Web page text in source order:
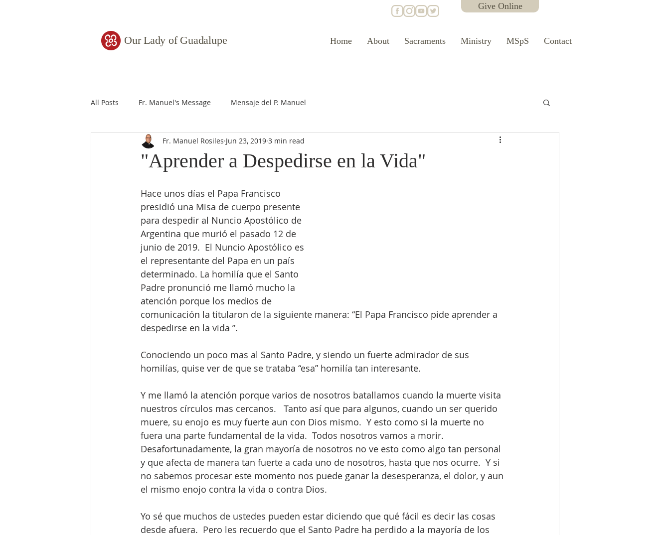
Give Online
Our Lady of Guadalupe Home About Sacraments Ministry MSpS Contact
All Posts Fr. Manuel's Message Mensaje del P. Manuel
"Aprender a Despedirse en la Vida"
Fr. Manuel Rosiles Jun 23, 2019 3 min read
Hace unos días el Papa Francisco
presidió una Misa de cuerpo presente
para despedir al Nuncio Apostólico de
Argentina que murió el pasado 12 de
junio de 2019.  El Nuncio Apostólico es
el representante del Papa en un país
determinado. La homilía que el Santo
Padre pronunció me llamó mucho la
atención porque los medios de
comunicación la titularon de la siguiente manera: “El Papa Francisco pide aprender a
despedirse en la vida ”.
Conociendo un poco mas al Santo Padre, y siendo un fuerte admirador de sus
homilías, quise ver de que se trataba “esa” homilía tan interesante.
Y me llamó la atención porque varios de nosotros batallamos cuando la muerte visita
nuestros círculos mas cercanos.   Tanto así que para algunos, cuando un ser querido
muere, su enojo es muy fuerte aun con Dios mismo.  Y esto como si la muerte no
fuera una parte fundamental de la vida.  Todos nosotros vamos a morir.
Desafortunadamente, la gran mayoría de nosotros no ve esto como algo tan personal
y que afecta de manera tan fuerte a cada uno de nosotros, hasta que nos ocurre.  Y si
no sabemos procesar este momento nos puede ganar la desesperanza, el dolor, y aun
el mismo enojo contra la vida o contra Dios.
Yo sé que muchos de ustedes pueden estar diciendo que qué fácil es decir las cosas
desde afuera.  Pero les recuerdo que el Santo Padre ha perdido a la mayoría de los